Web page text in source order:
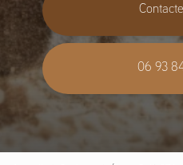
06 93